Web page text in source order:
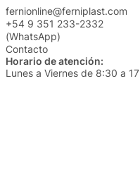
fernionline@ferniplast.com
+54 9 351 233-2332
(WhatsApp)
Contacto
Horario de atención:
Lunes a Viernes de 8:30 a 17